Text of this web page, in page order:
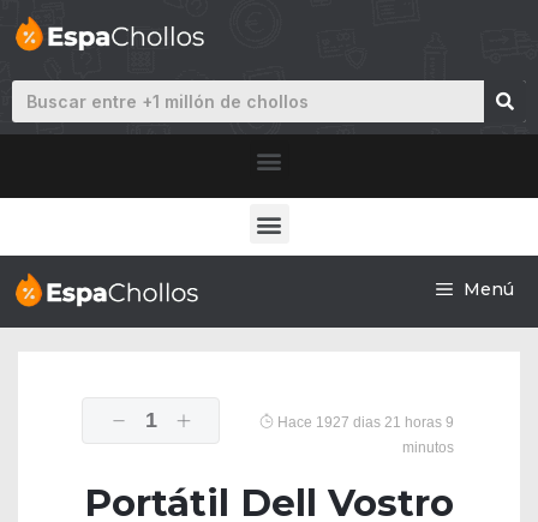
Menú
1
Hace 1927 dias 21 horas 9
minutos
Portátil Dell Vostro